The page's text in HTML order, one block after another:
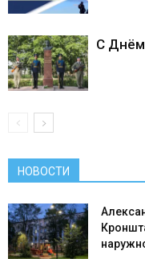
С
НОВОСТИ